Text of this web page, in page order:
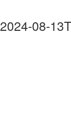
2024-08-